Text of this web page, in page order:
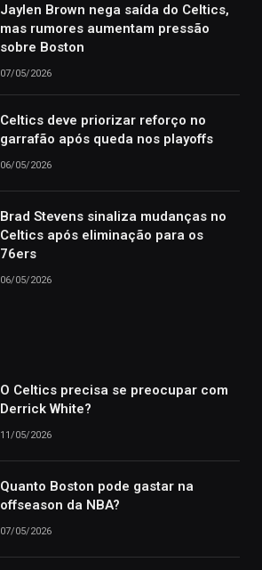
Jaylen Brown nega saída do Celtics,
mas rumores aumentam pressão
sobre Boston
07/05/2026
Celtics deve priorizar reforço no
garrafão após queda nos playoffs
06/05/2026
Brad Stevens sinaliza mudanças no
Celtics após eliminação para os
76ers
06/05/2026
O Celtics precisa se preocupar com
Derrick White?
11/05/2026
Quanto Boston pode gastar na
offseason da NBA?
07/05/2026